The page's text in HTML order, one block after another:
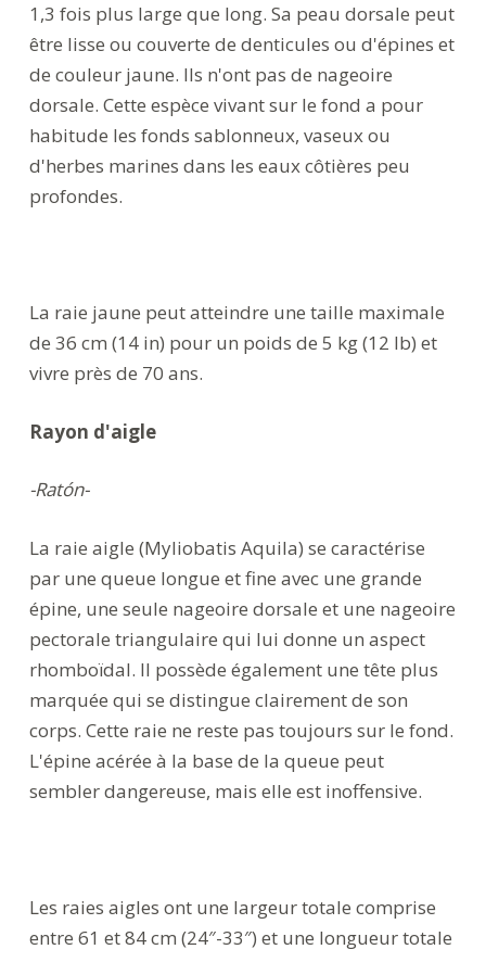
Accepter Refuser
1,3 fois plus large que long. Sa peau dorsale peut
être lisse ou couverte de denticules ou d'épines et
de couleur jaune. Ils n'ont pas de nageoire
dorsale. Cette espèce vivant sur le fond a pour
habitude les fonds sablonneux, vaseux ou
d'herbes marines dans les eaux côtières peu
profondes.
La raie jaune peut atteindre une taille maximale
de 36 cm (14 in) pour un poids de 5 kg (12 lb) et
vivre près de 70 ans.
Rayon d'aigle
-Ratón-
La raie aigle (Myliobatis Aquila) se caractérise
par une queue longue et fine avec une grande
épine, une seule nageoire dorsale et une nageoire
pectorale triangulaire qui lui donne un aspect
rhomboïdal. Il possède également une tête plus
marquée qui se distingue clairement de son
corps. Cette raie ne reste pas toujours sur le fond.
L'épine acérée à la base de la queue peut
sembler dangereuse, mais elle est inoffensive.
Les raies aigles ont une largeur totale comprise
entre 61 et 84 cm (24″-33″) et une longueur totale